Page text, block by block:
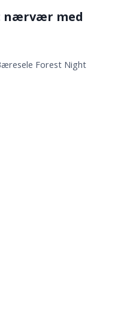
nærvær med
Forest Night